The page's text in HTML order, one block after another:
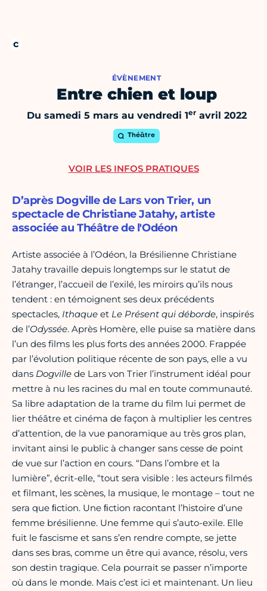
ÉVÈNEMENT
Entre chien et loup
Du samedi 5 mars au vendredi 1eravril 2022
Théâtre
D’après Dogville de Lars von Trier, un
spectacle de Christiane Jatahy, artiste
associée au Théâtre de l'Odéon
Artiste associée à l’Odéon, la Brésilienne Christiane
Jatahy travaille depuis longtemps sur le statut de
l’étranger, l’accueil de l’exilé, les miroirs qu’ils nous
tendent : en témoignent ses deux précédents
spectacles, Ithaque et Le Présent qui déborde, inspirés
de l’Odyssée. Après Homère, elle puise sa matière dans
l’un des films les plus forts des années 2000. Frappée
par l’évolution politique récente de son pays, elle a vu
dans Dogville de Lars von Trier l’instrument idéal pour
mettre à nu les racines du mal en toute communauté.
Sa libre adaptation de la trame du film lui permet de
lier théâtre et cinéma de façon à multiplier les centres
d’attention, de la vue panoramique au très gros plan,
invitant ainsi le public à changer sans cesse de point
de vue sur l’action en cours. “Dans l’ombre et la
lumière”, écrit-elle, “tout sera visible : les acteurs filmés
et filmant, les scènes, la musique, le montage – tout ne
sera que ﬁction. Une ﬁction racontant l’histoire d’une
femme brésilienne. Une femme qui s’auto-exile. Elle
fuit le fascisme et sans s’en rendre compte, se jette
dans ses bras, comme un être qui avance, résolu, vers
son destin tragique. Cela pourrait se passer n’importe
où dans le monde. Mais c’est ici et maintenant. Un lieu
VOIR LES INFOS PRATIQUES